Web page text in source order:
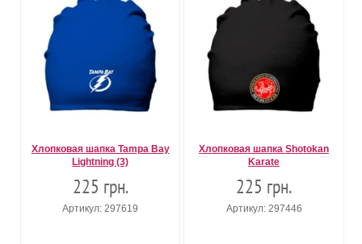
Хлопковая шапка Tampa Bay
Lightning (3)
225 грн.
Артикул: 297619
Хлопковая шапка Shotokan
Karate
225 грн.
Артикул: 297446